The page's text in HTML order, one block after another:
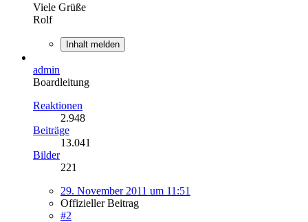
Viele Grüße
Rolf
Inhalt melden
admin
Boardleitung
Reaktionen
2.948
Beiträge
13.041
Bilder
221
29. November 2011 um 11:51
Offizieller Beitrag
#2